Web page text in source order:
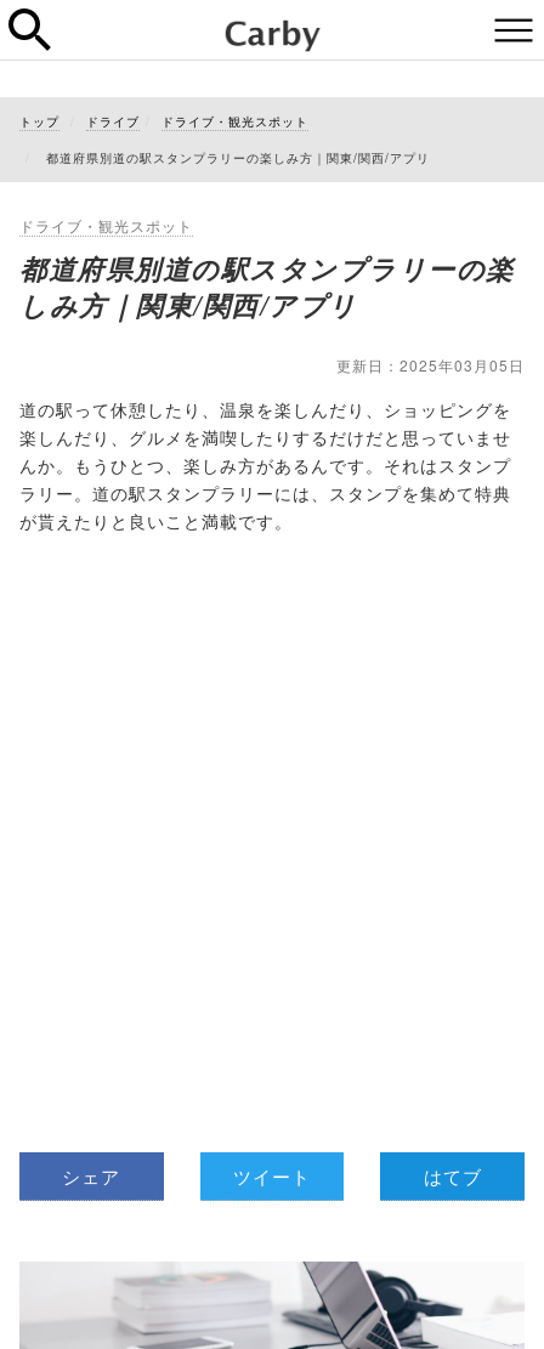
トップ ドライブ ドライブ・観光スポット
都道府県別道の駅スタンプラリーの楽しみ方｜関東/関西/アプリ
ドライブ・観光スポット
都道府県別道の駅スタンプラリーの楽
しみ方｜関東/関西/アプリ
更新日：2025年03月05日
道の駅って休憩したり、温泉を楽しんだり、ショッピングを
楽しんだり、グルメを満喫したりするだけだと思っていませ
んか。もうひとつ、楽しみ方があるんです。それはスタンプ
ラリー。道の駅スタンプラリーには、スタンプを集めて特典
が貰えたりと良いこと満載です。
シェア ツイート はてブ